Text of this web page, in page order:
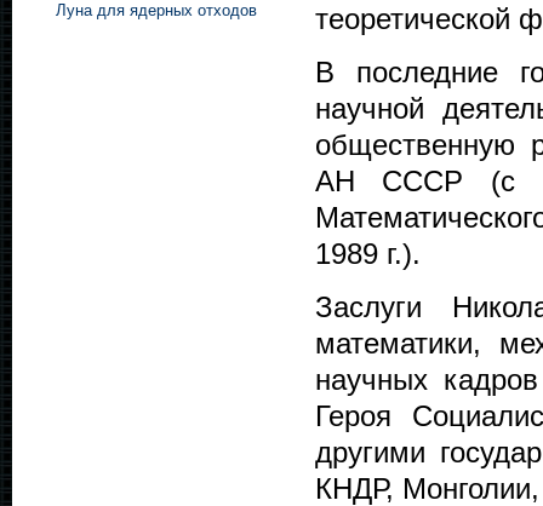
теоретической
В последние
научной
общественную
АН СССР (с
1989 г.).
Заслуги
математики,
научных
Героя
другими
КНДР,
Луна для ядерных отходов